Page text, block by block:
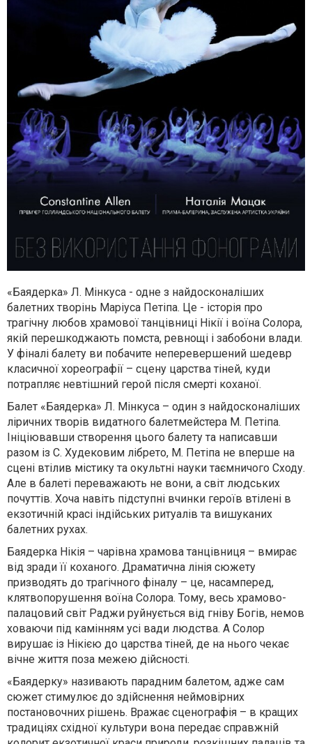
«Баядерка» Л. Мінкуса - одне з найдосконаліших
балетних творінь Маріуса Петіпа. Це - історія про
трагічну любов храмової танцівниці Нікії і воїна Солора,
якій перешкоджають помста, ревнощі і забобони влади.
У фіналі балету ви побачите неперевершений шедевр
класичної хореографії – сцену царства тіней, куди
потрапляє невтішний герой після смерті коханої.
Балет «Баядерка» Л. Мінкуса – один з найдосконаліших
ліричних творів видатного балетмейстера М. Петіпа.
Ініціювавши створення цього балету та написавши
разом із С. Худековим лібрето, М. Петіпа не вперше на
сцені втілив містику та окультні науки таємничого Сходу.
Але в балеті переважають не вони, а світ людських
почуттів. Хоча навіть підступні вчинки героїв втілені в
екзотичній красі індійських ритуалів та вишуканих
балетних рухах.
Баядерка Нікія – чарівна храмова танцівниця – вмирає
від зради її коханого. Драматична лінія сюжету
призводять до трагічного фіналу – це, насамперед,
клятвопорушення воїна Солора. Тому, весь храмово-
палацовий світ Раджи руйнується від гніву Богів, немов
ховаючи під камінням усі вади людства. А Солор
вирушає із Нікією до царства тіней, де на нього чекає
вічне життя поза межею дійсності.
«Баядерку» називають парадним балетом, адже сам
сюжет стимулює до здійснення неймовірних
постановочних рішень. Вражає сценографія – в кращих
традиціях східної культури вона передає справжній